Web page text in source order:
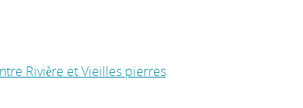
Rivière et Vieilles pierres